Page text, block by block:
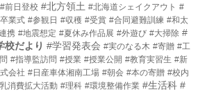
#前日登校 #北方領土 #北海道シェイクアウト #
業式 #参観日 #収穫 #受賞 #合同避難訓練 #和太
携 #地震想定 #夏休み作品展 #外遊び #大掃除 #
校だより #学習発表会 #実のなる木 #寄贈 #工
#指導監訪問 #授業 #授業公開 #教育実習生 #新
会社 #日産車体湘南工場 #朝会 #本の寄贈 #校内
消費拡大活動 #理科 #環境整備作業 #生活科 #